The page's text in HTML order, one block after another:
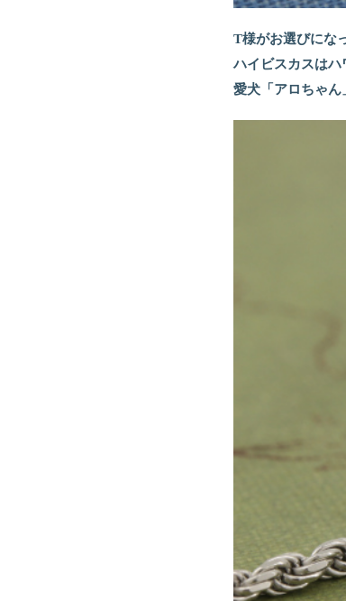
T様がお選びにな
ハイビスカスはハ
愛犬「アロちゃ